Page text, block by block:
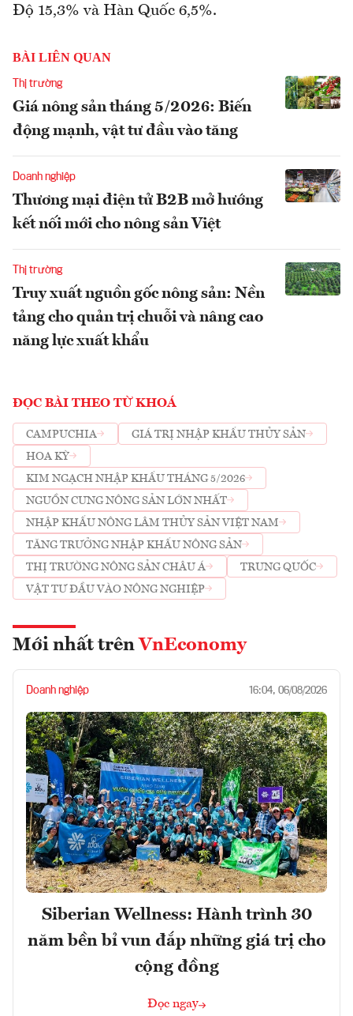
Độ 15,3% và Hàn Quốc 6,5%.
BÀI LIÊN QUAN
Thị trường
Giá nông sản tháng 5/2026: Biến
động mạnh, vật tư đầu vào tăng
Doanh nghiệp
Thương mại điện tử B2B mở hướng
kết nối mới cho nông sản Việt
Thị trường
Truy xuất nguồn gốc nông sản: Nền
tảng cho quản trị chuỗi và nâng cao
năng lực xuất khẩu
ĐỌC BÀI THEO TỪ KHOÁ
CAMPUCHIA
GIÁ TRỊ NHẬP KHẨU THỦY SẢN
HOA KỲ
KIM NGẠCH NHẬP KHẨU THÁNG 5/2026
NGUỒN CUNG NÔNG SẢN LỚN NHẤT
NHẬP KHẨU NÔNG LÂM THỦY SẢN VIỆT NAM
TĂNG TRƯỞNG NHẬP KHẨU NÔNG SẢN
THỊ TRƯỜNG NÔNG SẢN CHÂU Á
TRUNG QUỐC
VẬT TƯ ĐẦU VÀO NÔNG NGHIỆP
Mới nhất trên VnEconomy
Doanh nghiệp 16:04, 06/08/2026
Siberian Wellness: Hành trình 30
năm bền bỉ vun đắp những giá trị cho
cộng đồng
Đọc ngay